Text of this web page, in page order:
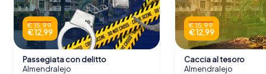
€ 15,99
€ 12,99
Passegiata con delitto
Almendralejo
€ 15,99
€ 12,99
Caccia al tesoro
Almendralejo